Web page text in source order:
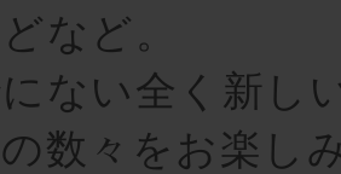
など。
ない全く新し
数々をお楽し